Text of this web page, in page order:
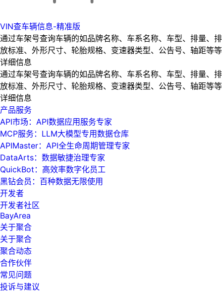
VIN查车辆信息-精准版
通过车架号查询车辆的如品牌名称、车系名称、车型、排量、排
放标准、外形尺寸、轮胎规格、变速器类型、公告号、轴距等等
详细信息
通过车架号查询车辆的如品牌名称、车系名称、车型、排量、排
放标准、外形尺寸、轮胎规格、变速器类型、公告号、轴距等等
详细信息
产品服务
API市场：API数据应用服务专家
MCP服务：LLM大模型专用数据仓库
APIMaster：API全生命周期管理专家
DataArts：数据敏捷治理专家
QuickBot：高效率数字化员工
黑钻会员：百种数据无限使用
开发者
开发者社区
BayArea
关于聚合
关于聚合
聚合动态
合作伙伴
常见问题
投诉与建议